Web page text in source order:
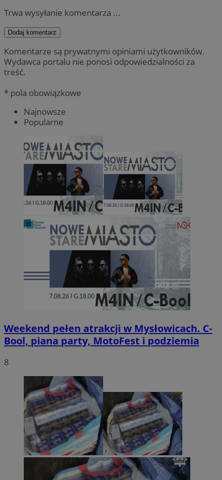
Trwa wysyłanie komentarza ...
Dodaj komentarz
Komentarze są prywatnymi opiniami użytkowników.
Wydawca portalu nie ponosi odpowiedzialności za
treść.
* pola obowiązkowe
Najnowsze
Popularne
Weekend pełen atrakcji w Mysłowicach. C-
Bool, piana party, MotoFest i podziemia
8